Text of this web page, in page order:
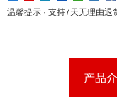
温馨提示 · 支持7天无理由退
产品